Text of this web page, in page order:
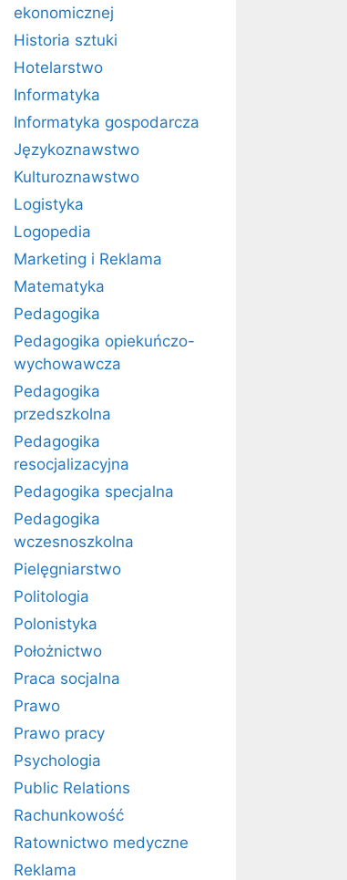
ekonomicznej
Historia sztuki
Hotelarstwo
Informatyka
Informatyka gospodarcza
Językoznawstwo
Kulturoznawstwo
Logistyka
Logopedia
Marketing i Reklama
Matematyka
Pedagogika
Pedagogika opiekuńczo-
wychowawcza
Pedagogika
przedszkolna
Pedagogika
resocjalizacyjna
Pedagogika specjalna
Pedagogika
wczesnoszkolna
Pielęgniarstwo
Politologia
Polonistyka
Położnictwo
Praca socjalna
Prawo
Prawo pracy
Psychologia
Public Relations
Rachunkowość
Ratownictwo medyczne
Reklama